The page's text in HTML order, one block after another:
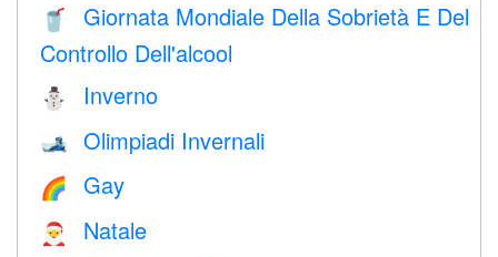
🥤
Giornata Mondiale Della Sobrietà E Del
Controllo Dell'alcool
⛄ Inverno
🎿 Olimpiadi Invernali
🌈 Gay
🎅 Natale